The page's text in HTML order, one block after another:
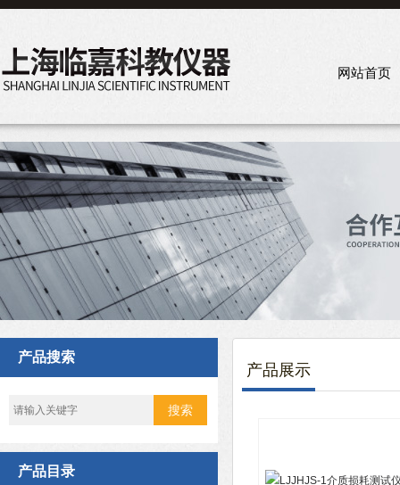
网站首页
产品搜索
产品目录
产品展示